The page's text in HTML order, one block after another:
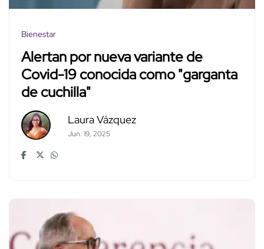
Bienestar
Alertan por nueva variante de
Covid-19 conocida como "garganta
de cuchilla"
Laura Vázquez
Jun. 19, 2025